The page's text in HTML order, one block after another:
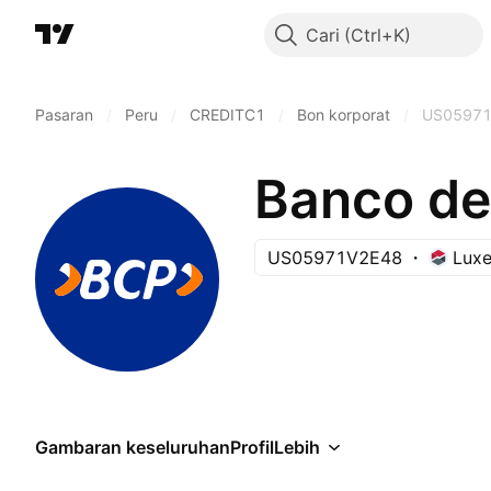
Cari
Pasaran Peru CREDITC1 Bon korporat
US05971V2E48
Gambaran keseluruhanProfilLebih